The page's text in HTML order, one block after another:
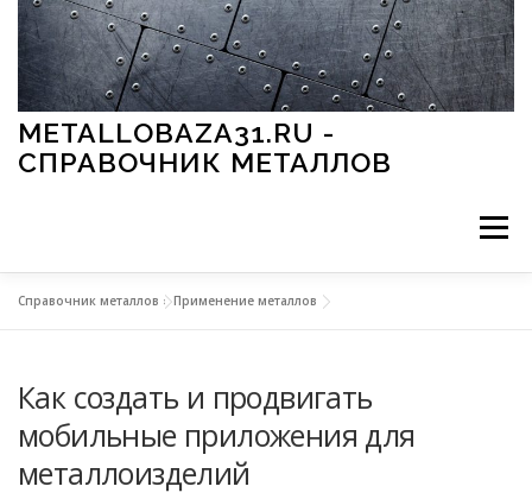
Перейти к содержимому
METALLOBAZA31.RU -
СПРАВОЧНИК МЕТАЛЛОВ
Меню
МЕТАЛЛЫ И ОКРУЖАЮЩАЯ СРЕДА
ПРИМЕНЕНИЕ МЕТАЛЛОВ
Справочник металлов »Применение металлов
Как создать и продвигать
мобильные приложения для
металлоизделий